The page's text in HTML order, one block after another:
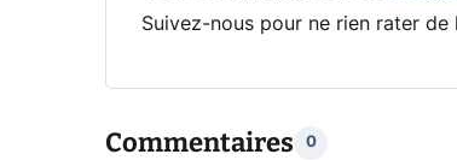
Suivez-nous pour ne rien rater de
Commentaires 0